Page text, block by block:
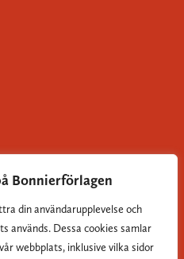
Bonnierförlagen
din användarupplevelse och
används. Dessa cookies samlar
webbplats, inklusive vilka sidor